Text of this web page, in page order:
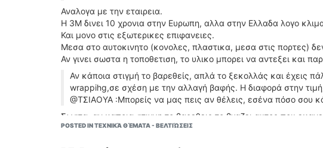
Αναλογα με την εταιρεια.
Η 3Μ δινει 10 χρονια στην Ευρωπη, αλλα στην Ελλαδα λογο
Και μονο στις εξωτερικες επιφανειες.
Μεσα στο αυτοκινητο (κονολες, πλαστικα, μεσα στις πορτες)
Αν γινει σωστα η τοποθετιση, το υλικο μπορει να αντεξει και
Αν κάποια στιγμή το βαρεθείς, απλά το ξεκολλάς και έχεις
wrappihg,σε σχέση με την αλλαγή βαφής. Η διαφορά στην τιμή,
@ΤΣΙΑΟΥΑ :Μπορείς να μας πεις αν θέλεις, εσένα πόσο σου
Σωστα, αν καποια στιγμη το βαρεθεις το βγαζει αυτος που
βινυλιο.
POSTED IN ΤΕΧΝΙΚΆ ΘΈΜΑΤΑ - ΒΕΛΤΙΏΣΕΙΣ